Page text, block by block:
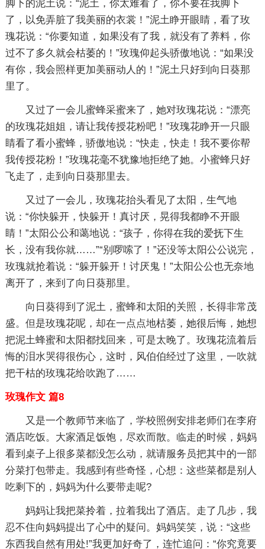
脚下的泥土说：“泥土，你太难看了，你不要在我脚下
了，以免弄脏了我美丽的衣裳！”泥土睁开眼睛，看了玫
瑰花说：“你要知道，如果没有了我，就没有了养料，你
过不了多久就会枯萎的！”玫瑰仰起头骄傲地说：“如果没
有你，我会照样更加美丽动人的！”泥土只好到向日葵那
里了。
又过了一会儿蜜蜂采蜜来了，她对玫瑰花说：“漂亮
的玫瑰花姐姐，请让我传授花粉吧！”玫瑰花睁开一只眼
睛看了看小蜜蜂，骄傲地说：“快走，快走！我不要你帮
我传授花粉！”玫瑰花毫不犹豫地拒绝了她。小蜜蜂只好
飞走了，走到向日葵那里去。
又过了一会儿，玫瑰花抬头看见了太阳，生气地
说：“你快躲开，快躲开！真讨厌，晃得我都睁不开眼
睛！”太阳公公和蔼地说：“孩子，你得在我的爱抚下生
长，没有我你就……”“别啰嗦了！”还没等太阳公公说完，
玫瑰就抢着说：“躲开躲开！讨厌鬼！”太阳公公也无奈地
离开了，来到了向日葵那里。
向日葵得到了泥土，蜜蜂和太阳的关照，长得非常茂
盛。但是玫瑰花呢，却在一点点地枯萎，她很后悔，她想
把泥土蜂蜜和太阳都找回来，可是太晚了。玫瑰花流着后
悔的泪水哭得很伤心，这时，风伯伯经过了这里，一吹就
把干枯的玫瑰花给吹跑了……
玫瑰作文 篇8
又是一个教师节来临了，学校照例安排老师们在李府
酒店吃饭。大家酒足饭饱，尽欢而散。临走的时候，妈妈
看到桌子上很多菜都没怎么动，就请服务员把其中的一部
分菜打包带走。我感到有些奇怪，心想：这些菜都是别人
吃剩下的，妈妈为什么要带走呢?
妈妈让我把菜拎着，拉着我出了酒店。走了几步，我
忍不住向妈妈提出了心中的疑问。妈妈笑笑，说：“这些
东西我自然有用处!”我更加好奇了，连忙追问：“你究竟要